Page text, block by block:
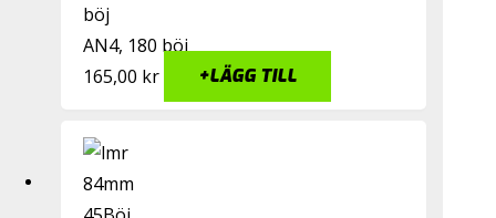
AN4, 180 böj
165,00 kr +LÄGG TILL